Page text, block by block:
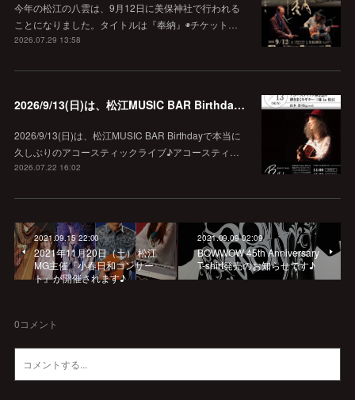
今年の松江の八雲は、9月12日に美保神社で行われる
ことになりました。タイトルは『奉納』◉チケット…
2026.07.29 13:58
2026/9/13(日)は、松江MUSIC BAR Birthdayでアコースティック弾き語り弾きまくりギター三昧♪
2026/9/13(日)は、松江MUSIC BAR Birthdayで本当に
久しぶりのアコースティックライブ♪アコースティ…
2026.07.22 16:02
2021.09.15 22:00
2021年11月20日（土） 松江
MG主催『小春日和コンサー
ト』が開催されます♪
2021.09.09 02:09
BOWWOW 45th Anniversary
T-shirt発売のお知らせです♪
0コメント